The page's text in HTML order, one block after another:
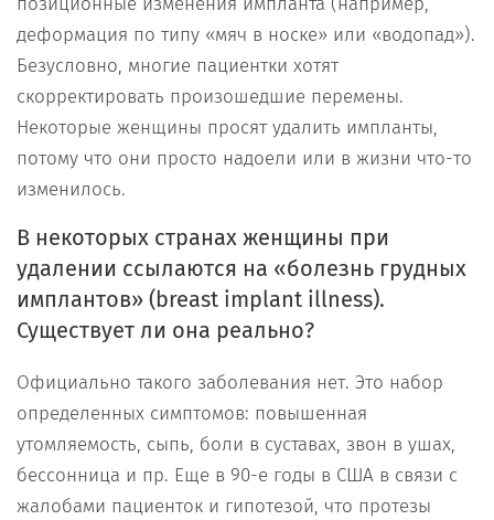
деформация по типу «мяч в носке» или «водопад»).
Безусловно, многие пациентки хотят
скорректировать произошедшие перемены.
Некоторые женщины просят удалить импланты,
потому что они просто надоели или в жизни что-то
изменилось.
В некоторых странах женщины при
удалении ссылаются на «болезнь грудных
имплантов» (breast implant illness).
Существует ли она реально?
Официально такого заболевания нет. Это набор
определенных симптомов: повышенная
утомляемость, сыпь, боли в суставах, звон в ушах,
бессонница и пр. Еще в 90-е годы в США в связи с
жалобами пациенток и гипотезой, что протезы